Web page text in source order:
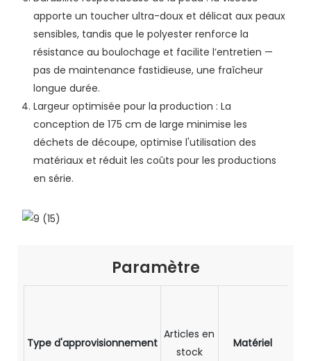
apporte un toucher ultra-doux et délicat aux peaux
sensibles, tandis que le polyester renforce la
résistance au boulochage et facilite l’entretien —
pas de maintenance fastidieuse, une fraîcheur
longue durée.
Largeur optimisée pour la production : La
conception de 175 cm de large minimise les
déchets de découpe, optimise l'utilisation des
matériaux et réduit les coûts pour les productions
en série.
Paramètre
Type d'approvisionnement
Articles en
stock
Matériel